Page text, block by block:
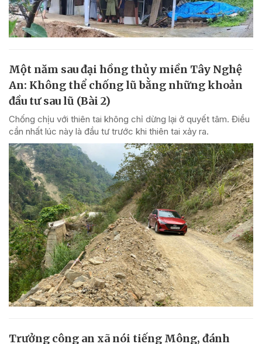
Một năm sau đại hồng thủy miền Tây Nghệ
An: Không thể chống lũ bằng những khoản
đầu tư sau lũ (Bài 2)
Chống chịu với thiên tai không chỉ dừng lại ở quyết tâm. Điều
cần nhất lúc này là đầu tư trước khi thiên tai xảy ra.
Trưởng công an xã nói tiếng Mông, đánh